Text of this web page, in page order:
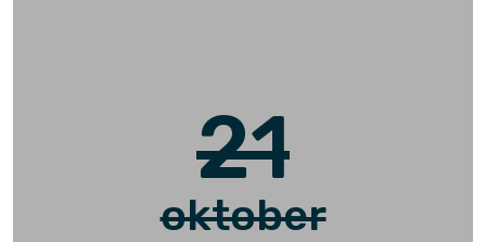
21
oktober